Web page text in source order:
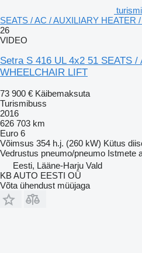
SEATS / AC / AUXILIARY HEATER
26
VIDEO
Setra S 416 UL 4x2 51 SEATS
WHEELCHAIR LIFT
73 900 € Käibemaksuta
Turismibuss
2016
626 703 km
Euro 6
Võimsus 354 h.j. (260 kW) Kütus
Vedrustus pneumo/pneumo Istmete
Eesti, Lääne-Harju Vald
KB AUTO EESTI OÜ
Võta ühendust müüjaga